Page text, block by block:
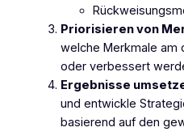
Priorisieren von
welche Merkmale am
oder verbessert
Ergebnisse
und entwickle
basierend auf den